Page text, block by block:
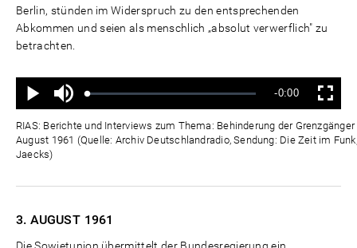
Berlin, stünden im Widerspruch zu den entsprechenden
Abkommen und seien als menschlich „absolut verwerflich" zu
betrachten.
Wiedergabe
Ton
aus
Geladen:
Status:
Verbleibende
Zeit
-0:00 Vollbild
RIAS: Berichte und Interviews zum Thema: Behinderung der
August 1961 (Quelle: Archiv Deutschlandradio, Sendung: Die Zeit im
Jaecks)
3. AUGUST 1961